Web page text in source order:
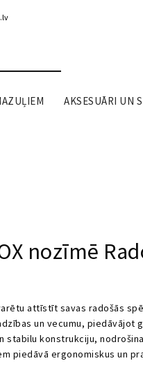
AKSESUĀRI UN
nozīmē
attīstīt savas radošās
un vecumu, piedāvājot
stabilu konstrukciju,
piedāvā ergonomiskus un